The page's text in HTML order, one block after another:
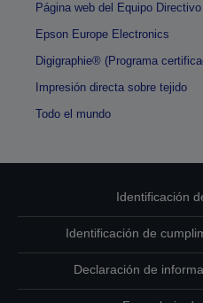
Página web del Equipo Directivo
Epson Europe Electronics
Digigraphie® (Programa
Impresión directa sobre tejido
Todo el mundo
Identificación
Identificación de
Declaración de